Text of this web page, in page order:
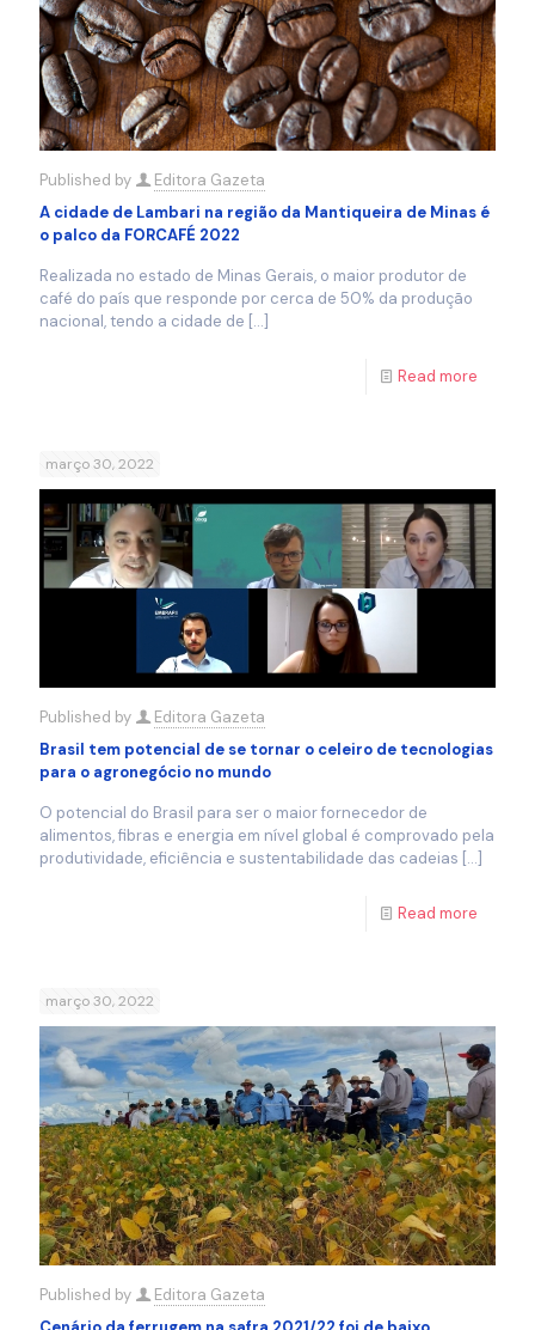
Published by
Editora Gazeta
A cidade de Lambari na região da Mantiqueira de Minas é
o palco da FORCAFÉ 2022
Realizada no estado de Minas Gerais, o maior produtor de
café do país que responde por cerca de 50% da produção
nacional, tendo a cidade de […]
Read more
março 30, 2022
Published by
Editora Gazeta
Brasil tem potencial de se tornar o celeiro de tecnologias
para o agronegócio no mundo
O potencial do Brasil para ser o maior fornecedor de
alimentos, fibras e energia em nível global é comprovado pela
produtividade, eficiência e sustentabilidade das cadeias […]
Read more
março 30, 2022
Published by
Editora Gazeta